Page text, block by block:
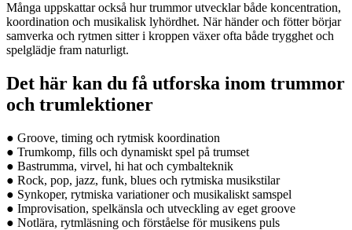
Många uppskattar också hur trummor utvecklar både koncentration,
koordination och musikalisk lyhördhet. När händer och fötter börjar
samverka och rytmen sitter i kroppen växer ofta både trygghet och
spelglädje fram naturligt.
Det här kan du få utforska inom trummor
och trumlektioner
● Groove, timing och rytmisk koordination
● Trumkomp, fills och dynamiskt spel på trumset
● Bastrumma, virvel, hi hat och cymbalteknik
● Rock, pop, jazz, funk, blues och rytmiska musikstilar
● Synkoper, rytmiska variationer och musikaliskt samspel
● Improvisation, spelkänsla och utveckling av eget groove
● Notlära, rytmläsning och förståelse för musikens puls